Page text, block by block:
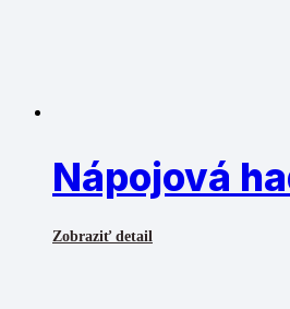
Nápojová
Zobraziť detail